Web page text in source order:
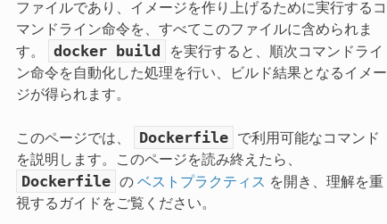
ファイルであり、イメージを作り上げるために実行するコ
マンドライン命令を、すべてこのファイルに含められま
す。
docker build
を実行すると、順次コマンドライ
ン命令を自動化した処理を行い、ビルド結果となるイメー
ジが得られます。
このページでは、 Dockerfile
で利用可能なコマンド
を説明します。このページを読み終えたら、
Dockerfile の ベストプラクティス を開き、理解を重
視するガイドをご覧ください。